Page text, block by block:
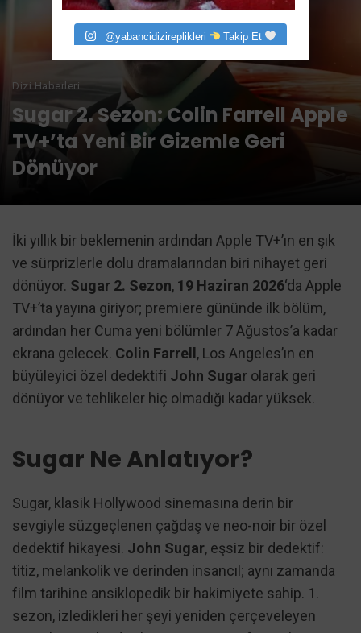
Dizi Haberleri
Sugar 2. Sezon: Colin Farrell Apple
TV+’ta Yeni Bir Gizemle Geri
Dönüyor
İki yıllık bir beklemenin ardından Apple TV+’ın en şık
ve sürprizlerle dolu dramalarından biri nihayet geri
dönüyor. Sugar 2. Sezon, 19 Haziran 2026‘da Apple
TV+’ta yayına giriyor; premiere gününde ilk bölüm,
ardından her Cuma yeni bölümler 7 Ağustos’a kadar
ekrana gelecek. Colin Farrell , Los Angeles’ın en
büyüleyici özel dedektifi John Sugar olarak geri
dönüyor ve tehlikeler hiç olmadığı kadar yüksek.
Sugar Ne Anlatıyor?
Sugar, klasik Hollywood sinemasına derin bir
sevgiyle süzgeçlenen çağdaş ve neo-noir bir özel
dedektif hikayesi. John Sugar, eşsiz bir dedektif:
titiz, melankolik ve derinden insancıl; aynı zamanda
film tarihine ansiklopedik bir hakimiyete sahip. 1.
sezon, izledikleri her şeyi yeniden çerçeveleyen
@yabancidizireplikleri Takip Et